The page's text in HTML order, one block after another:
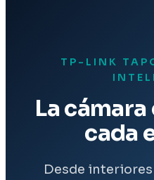
TP-LINK
La
cada
Desde